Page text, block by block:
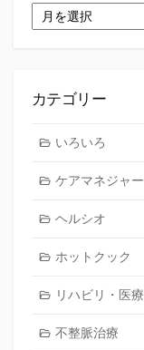
れ
記
カテゴリー
いろいろ
ケアマネジャー
ヘルシオ
ホットクック
リハビリ・医療
不整脈治療